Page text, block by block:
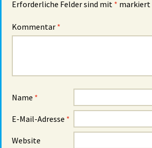
Erforderliche Felder sind mit * markiert
Kommentar *
Name *
E-Mail-Adresse *
Website